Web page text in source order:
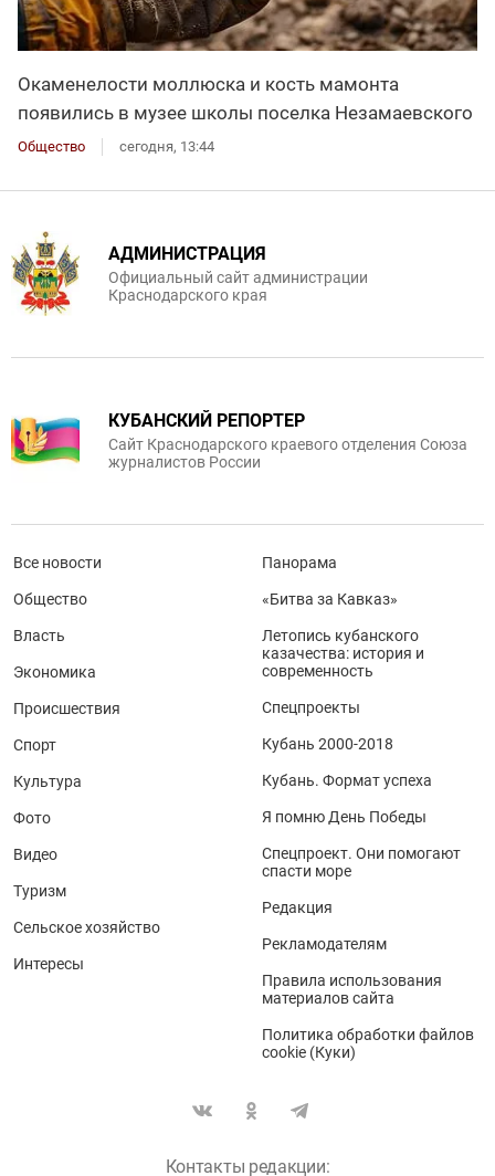
Окаменелости моллюска и кость мамонта
появились в музее школы поселка Незамаевского
Общество сегодня, 13:44
АДМИНИСТРАЦИЯ
Официальный сайт администрации
Краснодарского края
КУБАНСКИЙ РЕПОРТЕР
Сайт Краснодарского краевого отделения Союза
журналистов России
Все новости
Общество
Власть
Экономика
Происшествия
Спорт
Культура
Фото
Видео
Туризм
Сельское хозяйство
Интересы
Панорама
«Битва за Кавказ»
Летопись кубанского
казачества: история и
современность
Спецпроекты
Кубань 2000-2018
Кубань. Формат успеха
Я помню День Победы
Спецпроект. Они помогают
спасти море
Редакция
Рекламодателям
Правила использования
материалов сайта
Политика обработки файлов
cookie (Куки)
Контакты редакции: